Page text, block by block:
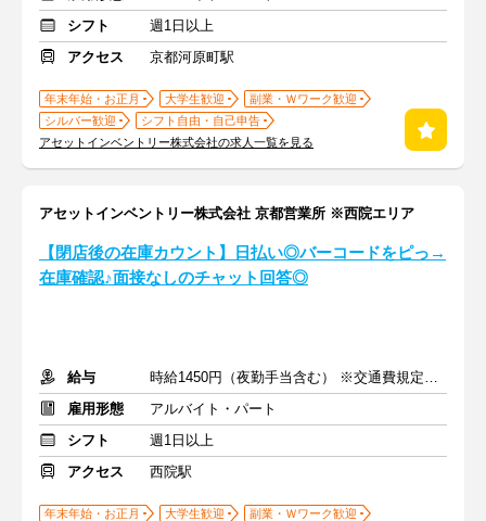
シフト
週1日以上
アクセス
京都河原町駅
年末年始・お正月 大学生歓迎
副業・Ｗワーク歓迎
シルバー歓迎
シフト自由・自己申告
アセットインベントリー株式会社の求人一覧を見る
アセットインベントリー株式会社 京都営業所 ※西院エリア
【閉店後の在庫カウント】日払い◎バーコードをピっ→
在庫確認♪面接なしのチャット回答◎
給与
時給1450円（夜勤手当含む） ※交通費規定内支給
雇用形態
アルバイト・パート
シフト
週1日以上
アクセス
西院駅
年末年始・お正月 大学生歓迎
副業・Ｗワーク歓迎